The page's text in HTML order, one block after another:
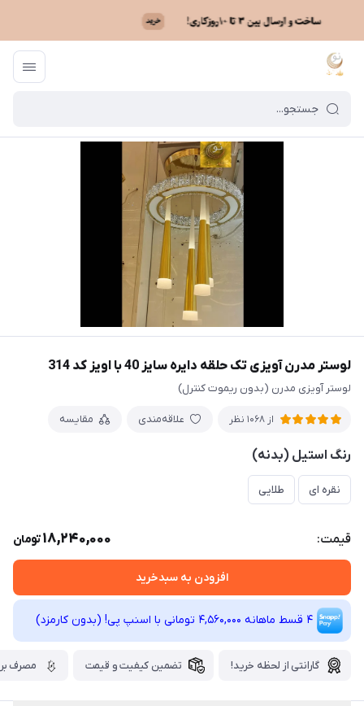
ماه نو / فهرست محصولات
لوستر مدرن آویزی تک حلقه دایره سایز 40 با اویز کد 314
لوستر آویزی مدرن (بدون ریموت کنترل)
از 1068 نظر علاقه‌مندی مقایسه
رنگ استیل (بدنه)
نقره ای طلایی
قیمت: 18,240,000تومان
افزودن به سبدخرید
4 قسط ماهانه 4,560,000 تومانی با اسنپ ‌پی! (بدون کارمزد)
گارانتی از لحظه خرید! تضمین کیفیت و قیمت مصرف